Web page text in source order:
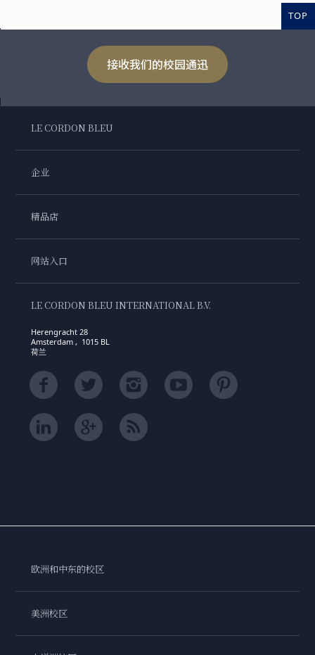
TOP
接收我们的校园通迅
LE CORDON BLEU
企业
精品店
网站入口
LE CORDON BLEU INTERNATIONAL B.V.
Herengracht 28
Amsterdam , 1015 BL
荷兰
欧洲和中东的校区
美洲校区